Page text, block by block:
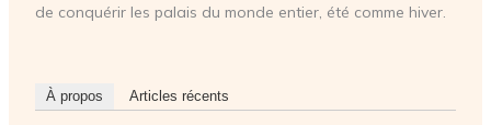
de conquérir les palais du monde entier, été comme hiver.
À propos Articles récents